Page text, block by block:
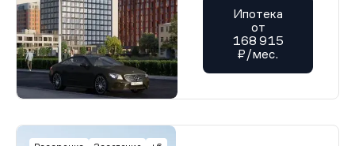
Ипотека
от
168 915
₽/мес.